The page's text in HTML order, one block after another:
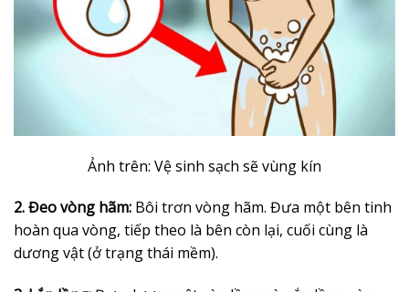
Ảnh trên: Vệ sinh sạch sẽ vùng kín
2. Đeo vòng hãm: Bôi trơn vòng hãm. Đưa một bên tinh
hoàn qua vòng, tiếp theo là bên còn lại, cuối cùng là
dương vật (ở trạng thái mềm).